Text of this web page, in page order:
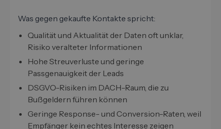
Was gegen gekaufte Kontakte spricht:
Qualität und Aktualität der Daten oft unklar,
Risiko veralteter Informationen
Hohe Streuverluste und geringe
Passgenauigkeit der Leads
DSGVO-Risiken im DACH-Raum, die zu
Bußgeldern führen können
Geringe Response- und Conversion-Raten, weil
Empfänger kein echtes Interesse zeigen